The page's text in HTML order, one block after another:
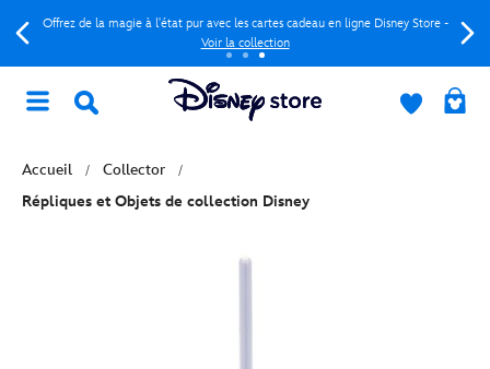
Offrez de la magie à l'état pur avec les cartes cadeau en ligne Disney Store -
Voir la collection
Accueil
Collector
Répliques et Objets de collection Disney